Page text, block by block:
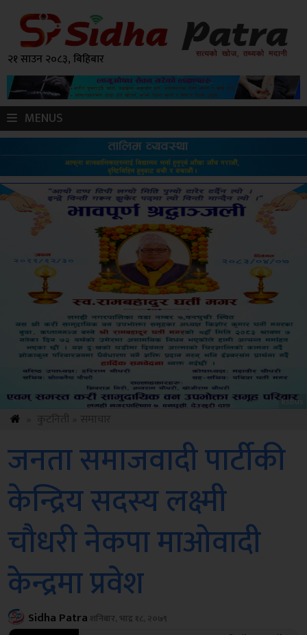
२१ साउन २०८३, बिहिबार
MENUS
ksbus
जनता समाजवादी पार्टीकी
केन्द्रिय सदस्य लक्ष्मी
चौधरी नेकपा माओवादी
केन्द्रमा प्रवेश
Sidha Patra शनिबार, भाद्र १८, २०७९